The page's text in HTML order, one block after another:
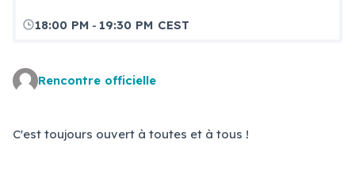
18:00 PM - 19:30 PM CEST
Rencontre officielle
C'est toujours ouvert à toutes et à tous !